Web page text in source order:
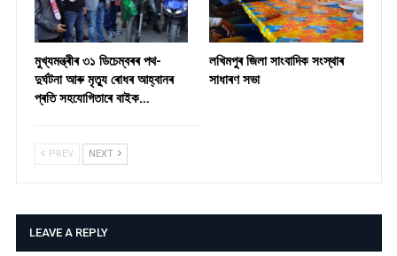
মুখ্যমন্ত্ৰীৰ ৩১ ডিচেম্বৰৰ পথ-
দুৰ্ঘটনা আৰু মৃত্যু ৰোধৰ আহ্বানৰ
প্ৰতি সহযোগিতাৰে বাইক…
লখিমপুৰ জিলা সাংবাদিক সংস্থাৰ
সাধাৰণ সভা
PREV NEXT
LEAVE A REPLY